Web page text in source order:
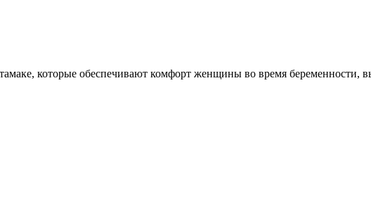
которые обеспечивают комфорт женщины во время беременности,